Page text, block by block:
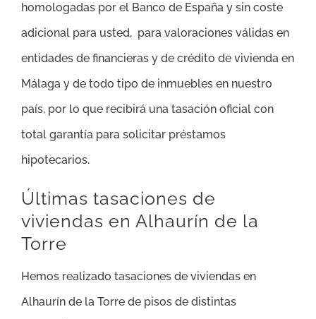
homologadas por el Banco de España y sin coste
adicional para usted, para valoraciones válidas en
entidades de financieras y de crédito de vivienda en
Málaga y de todo tipo de inmuebles en nuestro
país, por lo que recibirá una tasación oficial con
total garantía para solicitar préstamos
hipotecarios.
Últimas tasaciones de
viviendas en Alhaurín de la
Torre
Hemos realizado tasaciones de viviendas en
Alhaurín de la Torre de pisos de distintas